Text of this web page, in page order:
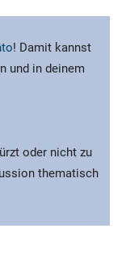
! Damit kannst
und in deinem
oder nicht zu
thematisch